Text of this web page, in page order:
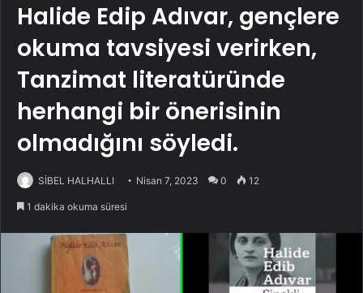
Halide Edip Adıvar, gençlere
okuma tavsiyesi verirken,
Tanzimat literatüründe
herhangi bir önerisinin
olmadığını söyledi.
SİBEL HALHALLI Nisan 7, 2023 0 12
1 dakika okuma süresi